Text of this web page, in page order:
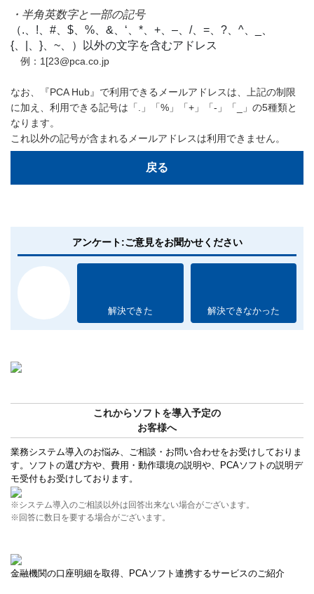
・半角英数字と一部の記号
（.、!、#、$、%、&、‘、*、+、–、/、=、?、^、_、
{、|、}、~、）以外の文字を含むアドレス
例：1[23@pca.co.jp
なお、『PCA Hub』で利用できるメールアドレスは、上記の制限
に加え、利用できる記号は「.」「%」「+」「-」「_」の5種類と
なります。
これ以外の記号が含まれるメールアドレスは利用できません。
戻る
アンケート:ご意見をお聞かせください
解決できた 解決できなかった
これからソフトを導入予定の
お客様へ
業務システム導入のお悩み、ご相談・お問い合わせをお受けしておりま
す。ソフトの選び方や、費用・動作環境の説明や、PCAソフトの説明デ
モ受付もお受けしております。
※システム導入のご相談以外は回答出来ない場合がございます。
※回答に数日を要する場合がございます。
金融機関の口座明細を取得、PCAソフト連携するサービスのご紹介